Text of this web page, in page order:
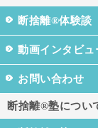
断捨離®体験談
動画インタビュ
お問い合わせ
断捨離®塾につい